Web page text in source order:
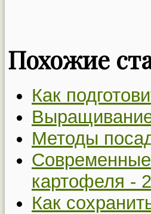
Похожие
Как
Методы
картофеля -
Как